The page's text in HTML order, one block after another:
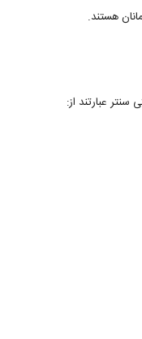
هستند.
عبارتند از: